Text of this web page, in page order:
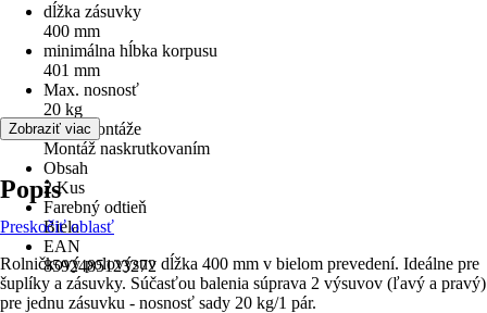
dĺžka zásuvky
400 mm
minimálna hĺbka korpusu
401 mm
Max. nosnosť
20 kg
Druh montáže
Montáž naskrutkovaním
Obsah
2 Kus
Farebný odtieň
Biela
EAN
8592485123272
Zobraziť viac
Popis
Preskočiť oblasť
Rolničkový polovýsuv dĺžka 400 mm v bielom prevedení. Ideálne pre
šuplíky a zásuvky. Súčasťou balenia súprava 2 výsuvov (ľavý a pravý)
pre jednu zásuvku - nosnosť sady 20 kg/1 pár.